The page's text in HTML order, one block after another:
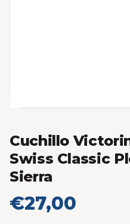
Cuchillo
Swiss Classic
Sierra
€27,00